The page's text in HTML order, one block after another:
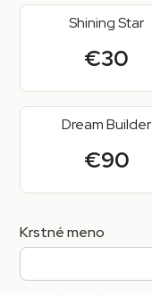
Shining Star
€30
Dream Builder
€90
Krstné meno